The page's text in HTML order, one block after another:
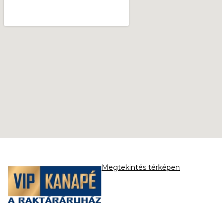
Megtekintés térképen